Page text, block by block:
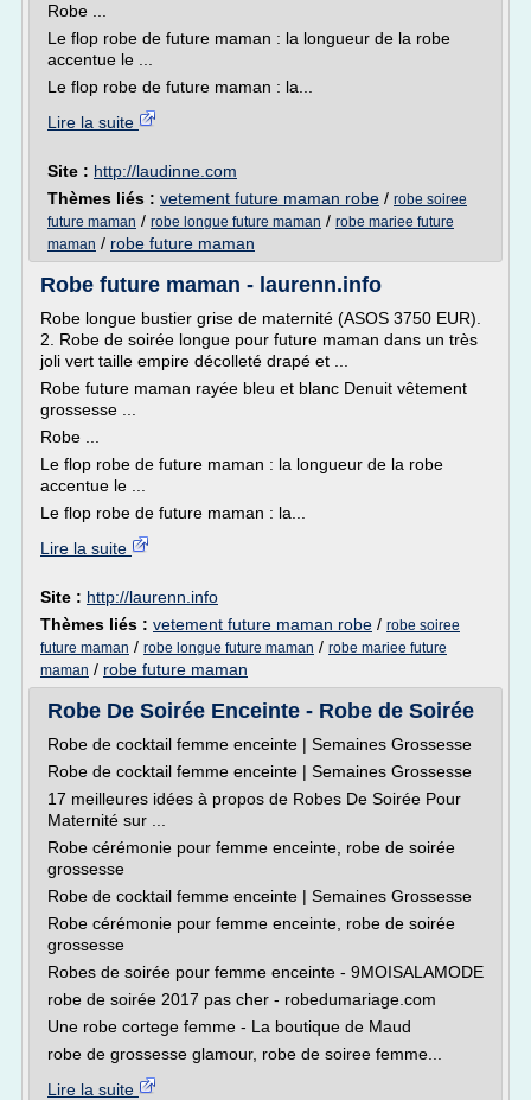
Robe ...
Le flop robe de future maman : la longueur de la robe
accentue le ...
Le flop robe de future maman : la...
Lire la suite
Site : http://laudinne.com
Thèmes liés : vetement future maman robe / robe soiree
future maman / robe longue future maman / robe mariee future
maman / robe future maman
Robe future maman - laurenn.info
Robe longue bustier grise de maternité (ASOS 3750 EUR).
2. Robe de soirée longue pour future maman dans un très
joli vert taille empire décolleté drapé et ...
Robe future maman rayée bleu et blanc Denuit vêtement
grossesse ...
Robe ...
Le flop robe de future maman : la longueur de la robe
accentue le ...
Le flop robe de future maman : la...
Lire la suite
Site : http://laurenn.info
Thèmes liés : vetement future maman robe / robe soiree
future maman / robe longue future maman / robe mariee future
maman / robe future maman
Robe De Soirée Enceinte - Robe de Soirée
Robe de cocktail femme enceinte | Semaines Grossesse
Robe de cocktail femme enceinte | Semaines Grossesse
17 meilleures idées à propos de Robes De Soirée Pour
Maternité sur ...
Robe cérémonie pour femme enceinte, robe de soirée
grossesse
Robe de cocktail femme enceinte | Semaines Grossesse
Robe cérémonie pour femme enceinte, robe de soirée
grossesse
Robes de soirée pour femme enceinte - 9MOISALAMODE
robe de soirée 2017 pas cher - robedumariage.com
Une robe cortege femme - La boutique de Maud
robe de grossesse glamour, robe de soiree femme...
Lire la suite